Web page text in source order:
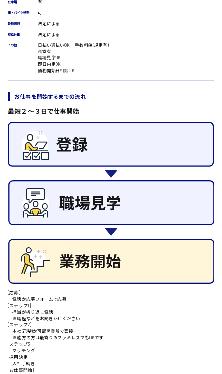
校正・編集
システムエンジニア
プログラマー
販売・サービス・フード系
経営企画
接客
洗い場
営業
ラウンダー営業
ルート営業
その他の専門職
施工管理
自動車整備士
配送・ドライバー
呉市
東広島市
安芸高田市
山県郡
安芸太田町
安芸郡
時給制すべて
日給8000円～
日給10000円以上
駐車場 有
車・バイク通勤 可
各種保険 法定による
有給休暇 法定による
その他
日払い週払いOK 手数料無(規定有)
食堂有
職場見学OK
即日内定OK
勤務開始日相談OK
お仕事を開始するまでの流れ
最短２〜３日で仕事開始
[応募]
電話か応募フォームで応募
[ステップ1]
担当が折り返し電話
※職歴などをお聞きかせください
[ステップ2]
本社(己斐)か可部営業所で面接
※遠方の方は最寄りのファミレスでもOKです
[ステップ3]
マッチング
[採用決定]
入社手続き
[お仕事開始]